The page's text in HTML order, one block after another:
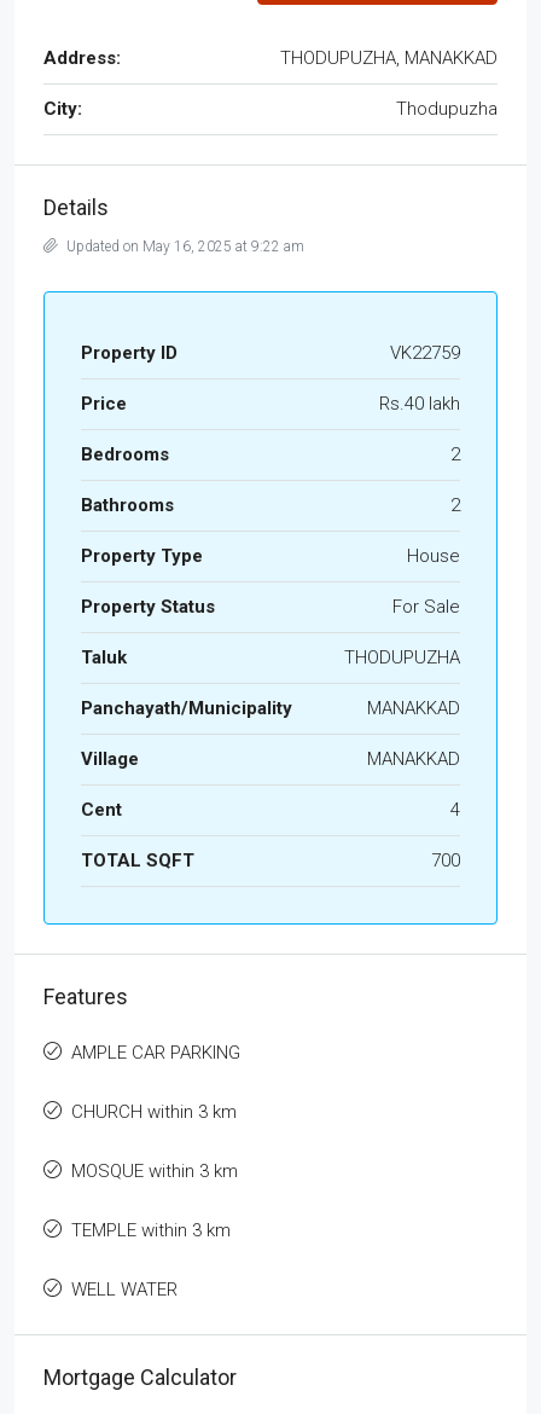
Address: THODUPUZHA, MANAKKAD
City: Thodupuzha
Details
Updated on May 16, 2025 at 9:22 am
Property ID VK22759
Price Rs.40 lakh
Bedrooms 2
Bathrooms 2
Property Type House
Property Status For Sale
Taluk THODUPUZHA
Panchayath/Municipality MANAKKAD
Village MANAKKAD
Cent 4
TOTAL SQFT 700
Features
AMPLE CAR PARKING
CHURCH within 3 km
MOSQUE within 3 km
TEMPLE within 3 km
WELL WATER
Mortgage Calculator